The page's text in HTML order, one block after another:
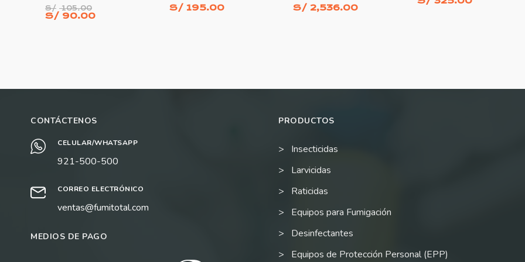
S/ 105.00
S/ 90.00
S/195.00 S/ 2,536.00
CONTÁCTENOS
CELULAR/WHATSAPP
921-500-500
CORREO ELECTRÓNICO
ventas@fumitotal.com
MEDIOS DE PAGO
PRODUCTOS
Insecticidas
Larvicidas
Raticidas
Equipos para Fumigación
Desinfectantes
Equipos de Protección Personal (EPP)